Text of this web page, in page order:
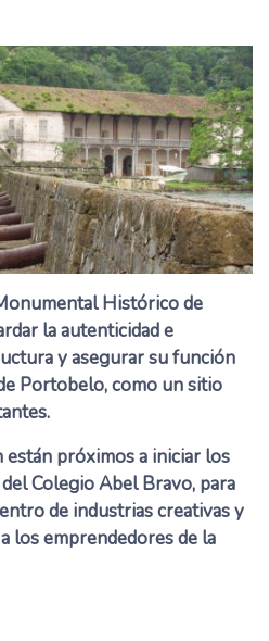
Histórico de
la autenticidad e
y asegurar su función
Portobelo, como un sitio
están próximos a iniciar los
Colegio Abel Bravo, para
de industrias creativas y
los emprendedores de la